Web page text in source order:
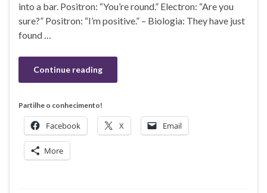
into a bar. Positron: “You’re round.” Electron: “Are you
sure?” Positron: “I’m positive.” – Biologia: They have just
found …
Continue reading
Partilhe o conhecimento!
Facebook X Email
More